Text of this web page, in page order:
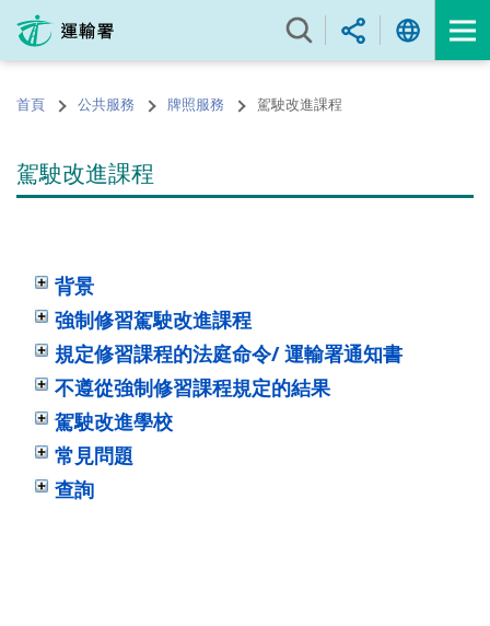
內
的首頁 公共服務 牌照服務 駕駛改進課程
駕駛改進課程
背景
強制修習駕駛改進課程
規定修習課程的法庭命令/ 運輸署通知書
不遵從強制修習課程規定的結果
駕駛改進學校
常見問題
查詢